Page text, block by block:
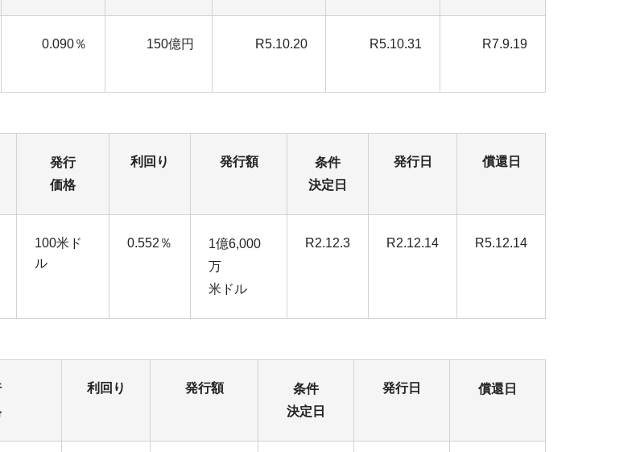
0.090％ 150億円 R5.10.20 R5.10.31 R7.9.19
発行
価格
利回り 発行額
条件
決定日
発行日 償還日
100米ド
ル
0.552％
1億6,000
万
米ドル
R2.12.3 R2.12.14 R5.12.14
利回り 発行額
条件
決定日
発行日 償還日